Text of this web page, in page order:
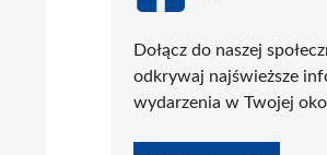
Dołącz do naszej
odkrywaj najświeższe
wydarzenia w Twojej